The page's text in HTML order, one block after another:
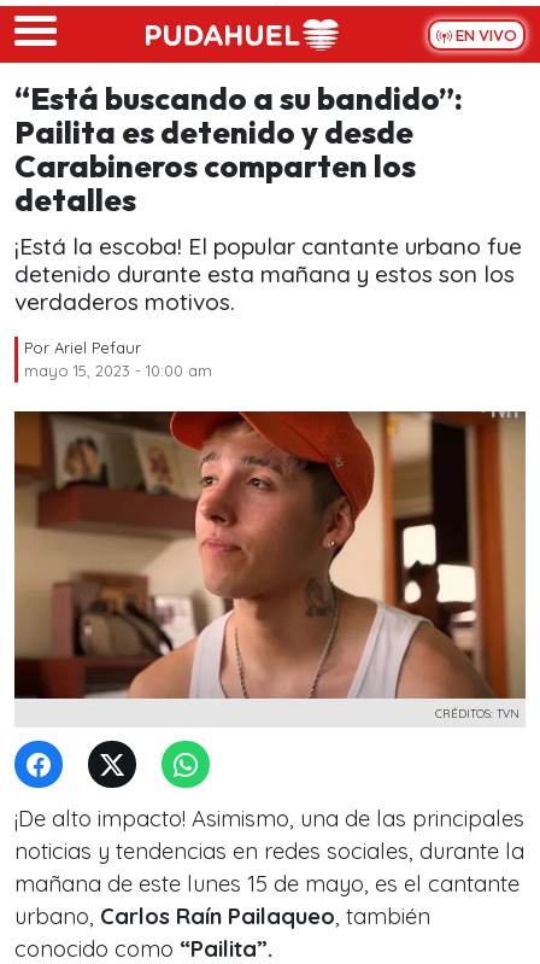
Skip to main content
EN VIVO
“Está buscando a su bandido”:
Pailita es detenido y desde
Carabineros comparten los
detalles
¡Está la escoba! El popular cantante urbano fue
detenido durante esta mañana y estos son los
verdaderos motivos.
Por Ariel Pefaur
mayo 15, 2023 - 10:00 am
CRÉDITOS: TVN
¡De alto impacto! Asimismo, una de las principales
noticias y tendencias en redes sociales, durante la
mañana de este lunes 15 de mayo, es el cantante
urbano, Carlos Raín Pailaqueo, también
conocido como “Pailita”.